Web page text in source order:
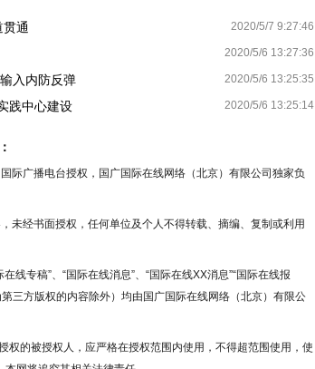
2020/5/7 9:27:46
通
2020/5/6 13:27:36
2020/5/6 13:25:35
入内防反弹
2020/5/6 13:25:14
践中心建设
际广播电台授权，国广国际在线网络（北京）有限公司独家负
未经书面授权，任何单位及个人不得转载、摘编、复制或利用
线专稿”、“国际在线消息”、“国际在线XX消息”“国际在线报
三方版权的内容除外）均由国广国际在线网络（北京）有限公
权的被授权人，应严格在授权范围内使用，不得超范围使用，使